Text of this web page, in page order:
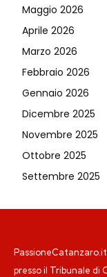
Maggio 2026
Aprile 2026
Marzo 2026
Febbraio 2026
Gennaio 2026
Dicembre 2025
Novembre 2025
Ottobre 2025
Settembre 2025
presso il Tribunale di